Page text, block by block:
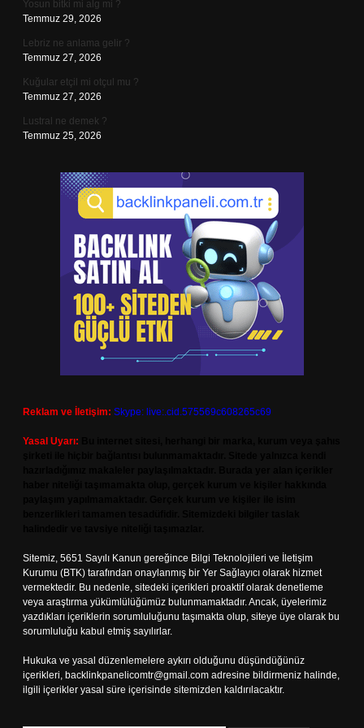
Yosun bitki mi alg mi ?
Temmuz 29, 2026
Lebriz ne anlama gelir ?
Temmuz 27, 2026
Kuğular etçil mi otçul mu ?
Temmuz 27, 2026
Lustral ne demek ?
Temmuz 25, 2026
Reklam ve İletişim: Skype: live:.cid.575569c608265c69
Yasal Uyarı:
Sitemiz, 5651 Sayılı Kanun gereğince Bilgi Teknolojileri ve İletişim
Kurumu (BTK) tarafından onaylanmış bir Yer Sağlayıcı olarak hizmet
vermektedir. Bu nedenle, sitedeki içerikleri proaktif olarak denetleme
veya araştırma yükümlülüğümüz bulunmamaktadır. Ancak, üyelerimiz
yazdıkları içeriklerin sorumluluğunu taşımakta olup, siteye üye olarak bu
sorumluluğu kabul etmiş sayılırlar.
Hukuka ve yasal düzenlemelere aykırı olduğunu düşündüğünüz
içerikleri, backlinkpanelicomtr@gmail.com adresine bildirmeniz halinde,
ilgili içerikler yasal süre içerisinde sitemizden kaldırılacaktır.